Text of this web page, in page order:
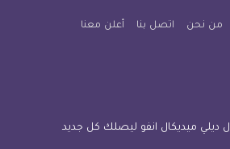
للآيفون
من نحن اتصل بنا أعلن معنا
ل ديلي ميديكال انفو ليصلك كل جديد